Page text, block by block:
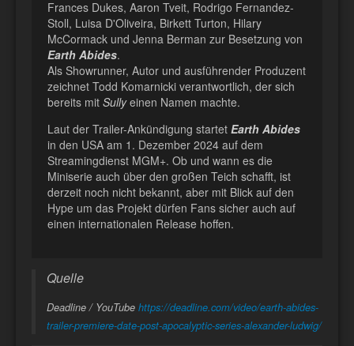
Frances Dukes, Aaron Tveit, Rodrigo Fernandez-
Stoll, Luisa D'Oliveira, Birkett Turton, Hilary
McCormack und Jenna Berman zur Besetzung von
Earth Abides.
Als Showrunner, Autor und ausführender Produzent
zeichnet Todd Komarnicki verantwortlich, der sich
bereits mit Sullyeinen Namen machte.
Laut der Trailer-Ankündigung startet Earth Abides
in den USA am 1. Dezember 2024 auf dem
Streamingdienst MGM+. Ob und wann es die
Miniserie auch über den großen Teich schafft, ist
derzeit noch nicht bekannt, aber mit Blick auf den
Hype um das Projekt dürfen Fans sicher auch auf
einen internationalen Release hoffen.
Quelle
Deadline / YouTube https://deadline.com/video/earth-abides-
trailer-premiere-date-post-apocalyptic-series-alexander-ludwig/